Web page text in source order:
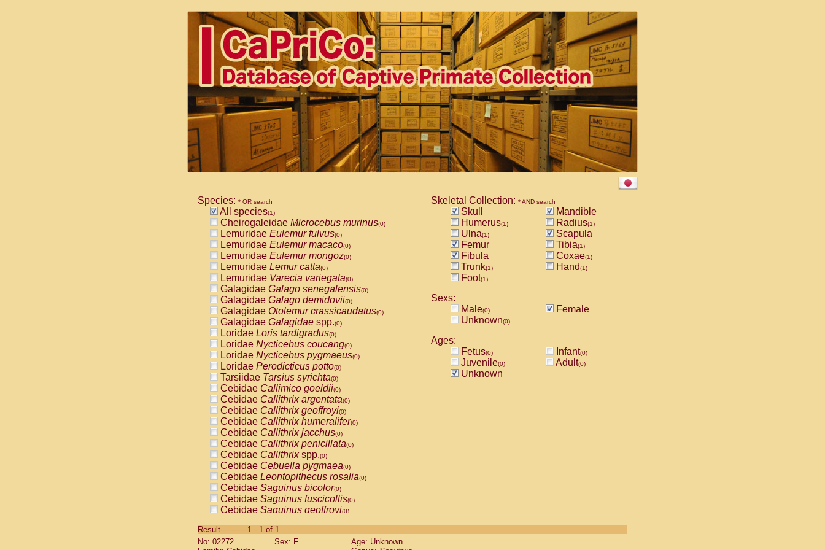
Species: * OR search
All species(1)
Cheirogaleidae Microcebus murinus(0)
Lemuridae Eulemur fulvus(0)
Lemuridae Eulemur macaco(0)
Lemuridae Eulemur mongoz(0)
Lemuridae Lemur catta(0)
Lemuridae Varecia variegata(0)
Galagidae Galago senegalensis(0)
Galagidae Galago demidovii(0)
Galagidae Otolemur crassicaudatus(0)
Galagidae Galagidae spp.(0)
Loridae Loris tardigradus(0)
Loridae Nycticebus coucang(0)
Loridae Nycticebus pygmaeus(0)
Loridae Perodicticus potto(0)
Tarsiidae Tarsius syrichta(0)
Cebidae Callimico goeldii(0)
Cebidae Callithrix argentata(0)
Cebidae Callithrix geoffroyi(0)
Cebidae Callithrix humeralifer(0)
Cebidae Callithrix jacchus(0)
Cebidae Callithrix penicillata(0)
Cebidae Callithrixspp.(0)
Cebidae Cebuella pygmaea(0)
Cebidae Leontopithecus rosalia(0)
Cebidae Saguinus bicolor(0)
Cebidae Saguinus fuscicollis(0)
Cebidae Saguinus geoffroyi(0)
CebidaeSaguinus labiatus(0)
Cebidae Saguinus leucopus (0)
Skeletal Collection: * AND search
Skull
Mandible
Humerus(1) Radius(1)
Ulna(1)
Scapula
Femur
Tibia(1)
Fibula Coxae(1)
Trunk(1) Hand(1)
Foot(1)
Sexs:
Male(0)
Female
Unknown(0)
Ages:
Fetus(0) Infant(0)
Juvenile(0) Adult(0)
Unknown
Result-----------1 - 1 of 1
No: 02272
Sex: F
Age: Unknown